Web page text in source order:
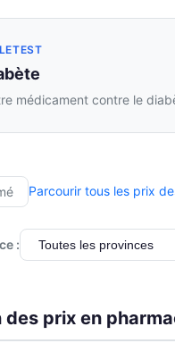
médicament contre le
Parcourir tous les prix
:
des prix en